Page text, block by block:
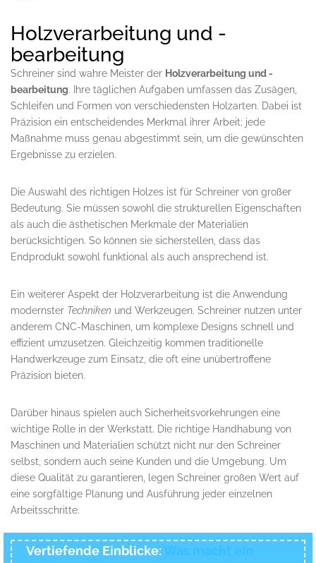
Holzverarbeitung und -
bearbeitung
Schreiner sind wahre Meister der Holzverarbeitung und -
bearbeitung. Ihre täglichen Aufgaben umfassen das Zusägen,
Schleifen und Formen von verschiedensten Holzarten. Dabei ist
Präzision ein entscheidendes Merkmal ihrer Arbeit; jede
Maßnahme muss genau abgestimmt sein, um die gewünschten
Ergebnisse zu erzielen.
Die Auswahl des richtigen Holzes ist für Schreiner von großer
Bedeutung. Sie müssen sowohl die strukturellen Eigenschaften
als auch die ästhetischen Merkmale der Materialien
berücksichtigen. So können sie sicherstellen, dass das
Endprodukt sowohl funktional als auch ansprechend ist.
Ein weiterer Aspekt der Holzverarbeitung ist die Anwendung
modernster Techniken und Werkzeugen. Schreiner nutzen unter
anderem CNC-Maschinen, um komplexe Designs schnell und
effizient umzusetzen. Gleichzeitig kommen traditionelle
Handwerkzeuge zum Einsatz, die oft eine unübertroffene
Präzision bieten.
Darüber hinaus spielen auch Sicherheitsvorkehrungen eine
wichtige Rolle in der Werkstatt. Die richtige Handhabung von
Maschinen und Materialien schützt nicht nur den Schreiner
selbst, sondern auch seine Kunden und die Umgebung. Um
diese Qualität zu garantieren, legen Schreiner großen Wert auf
eine sorgfältige Planung und Ausführung jeder einzelnen
Arbeitsschritte.
Vertiefende Einblicke: Was macht ein